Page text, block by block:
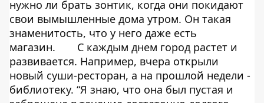
нужно ли брать зонтик, когда они покидают
свои вымышленные дома утром. Он такая
знаменитость, что у него даже есть
магазин.
С каждым днем город растет и
развивается. Например, вчера открыли
новый суши-ресторан, а на прошлой недели -
библиотеку. “Я знаю, что она был пустая и